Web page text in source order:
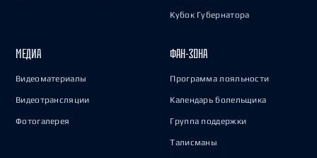
Кубок Губернатора
МЕДИА
Видеоматериалы
Видеотрансляции
Фотогалерея
ФАН-ЗОНА
Программа лояльности
Календарь болельщика
Группа поддержки
Талисманы